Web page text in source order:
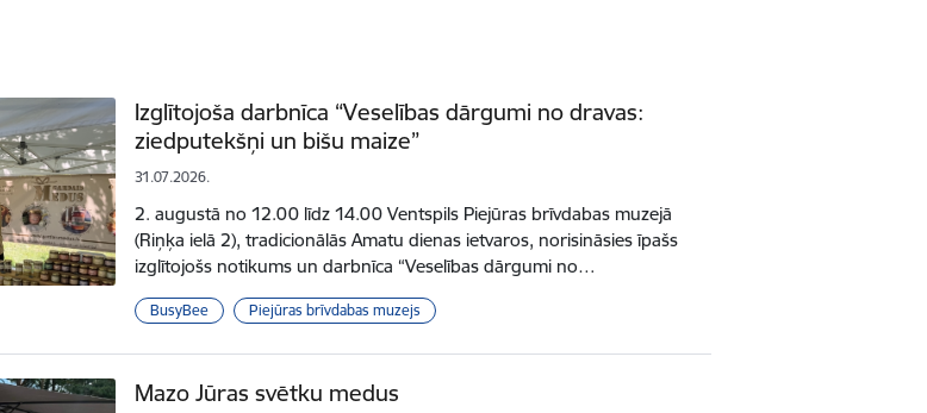
Izglītojoša darbnīca “Veselības dārgumi no dravas:
ziedputekšņi un bišu maize”
31.07.2026.
2. augustā no 12.00 līdz 14.00 Ventspils Piejūras brīvdabas muzejā
(Riņķa ielā 2), tradicionālās Amatu dienas ietvaros, norisināsies īpašs
izglītojošs notikums un darbnīca “Veselības dārgumi no…
BusyBee Piejūras brīvdabas muzejs
Mazo Jūras svētku medus